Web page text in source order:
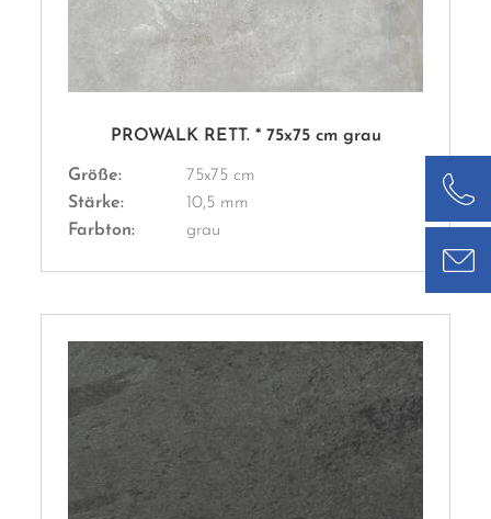
PROWALK RETT. * 75x75 cm grau
Größe:
75x75 cm
Stärke:
10,5 mm
Farbton:
grau